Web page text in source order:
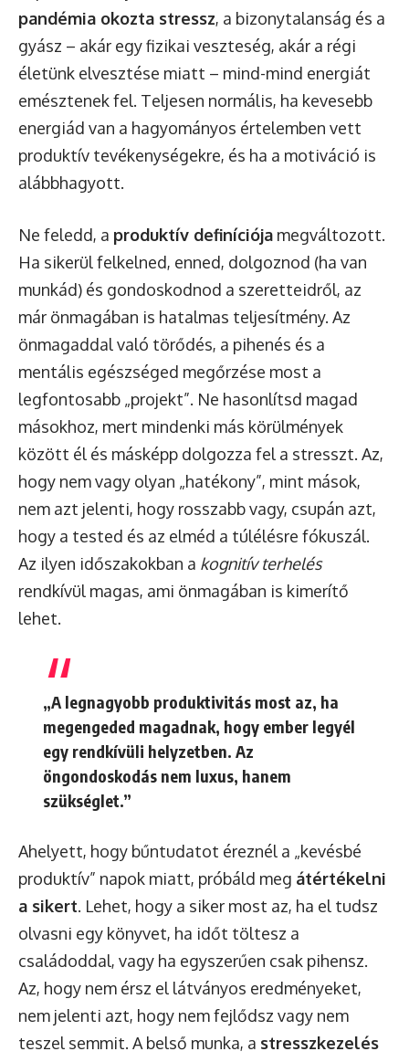
pandémia okozta stressz, a bizonytalanság és a
gyász – akár egy fizikai veszteség, akár a régi
életünk elvesztése miatt – mind-mind energiát
emésztenek fel. Teljesen normális, ha kevesebb
energiád van a hagyományos értelemben vett
produktív tevékenységekre, és ha a motiváció is
alábbhagyott.
Ne feledd, a produktív definíciója megváltozott.
Ha sikerül felkelned, enned, dolgoznod (ha van
munkád) és gondoskodnod a szeretteidről, az
már önmagában is hatalmas teljesítmény. Az
önmagaddal való törődés, a pihenés és a
mentális egészséged megőrzése most a
legfontosabb „projekt”. Ne hasonlítsd magad
másokhoz, mert mindenki más körülmények
között él és másképp dolgozza fel a stresszt. Az,
hogy nem vagy olyan „hatékony”, mint mások,
nem azt jelenti, hogy rosszabb vagy, csupán azt,
hogy a tested és az elméd a túlélésre fókuszál.
Az ilyen időszakokban a kognitív terhelés
rendkívül magas, ami önmagában is kimerítő
lehet.
„A legnagyobb produktivitás most az, ha
megengeded magadnak, hogy ember legyél
egy rendkívüli helyzetben. Az
öngondoskodás nem luxus, hanem
szükséglet.”
Ahelyett, hogy bűntudatot éreznél a „kevésbé
produktív” napok miatt, próbáld meg átértékelni
a sikert. Lehet, hogy a siker most az, ha el tudsz
olvasni egy könyvet, ha időt töltesz a
családoddal, vagy ha egyszerűen csak pihensz.
Az, hogy nem érsz el látványos eredményeket,
nem jelenti azt, hogy nem fejlődsz vagy nem
teszel semmit. A belső munka, a stresszkezelés